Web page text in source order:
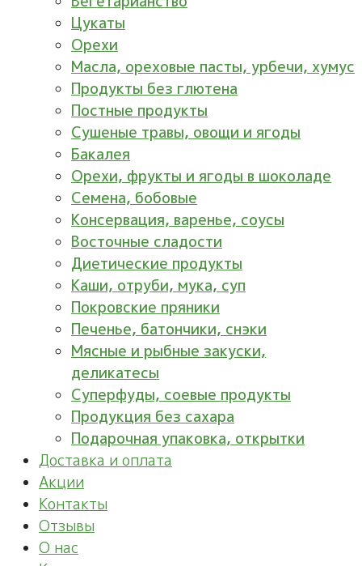
Цукаты
Орехи
Масла, ореховые пасты, урбечи, хумус
Продукты без глютена
Постные продукты
Сушеные травы, овощи и ягоды
Бакалея
Орехи, фрукты и ягоды в шоколаде
Семена, бобовые
Консервация, варенье, соусы
Восточные сладости
Диетические продукты
Каши, отруби, мука, суп
Покровские пряники
Печенье, батончики, снэки
Мясные и рыбные закуски,
деликатесы
Суперфуды, соевые продукты
Продукция без сахара
Подарочная упаковка, открытки
Доставка и оплата
Акции
Контакты
Отзывы
О нас